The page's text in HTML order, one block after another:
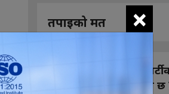
तपाइको मत
नयाँ बन्ने राष्ट्रिय स्वतन्त्र
कस्तो अपेक्षा राख्नुभएको छ
×